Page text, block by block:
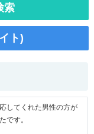
索
ト)
してくれた男性の方が
です。